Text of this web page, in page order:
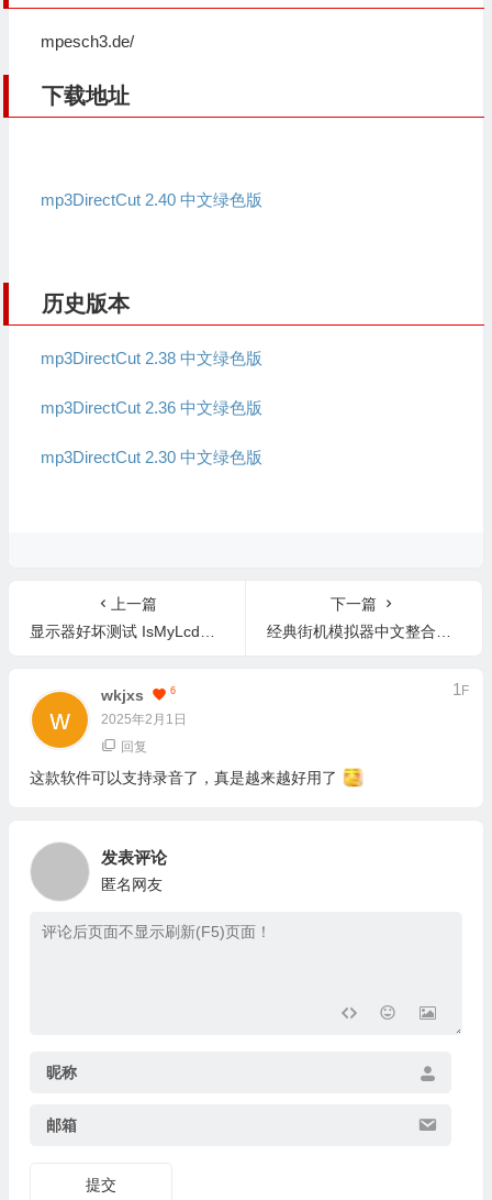
mpesch3.de/
下载地址
mp3DirectCut 2.40 中文绿色版
历史版本
mp3DirectCut 2.38 中文绿色版
mp3DirectCut 2.36 中文绿色版
mp3DirectCut 2.30 中文绿色版
上一篇
显示器好坏测试 IsMyLcdOK 6.17 中文绿色版
下一篇
经典街机模拟器中文整合版 WinKawaks V1.65 中文版(含游戏)
Wkjxs 6
2025年2月1日
1 F
回复
这款软件可以支持录音了，真是越来越好用了
发表评论
匿名网友
昵称
邮箱
提交